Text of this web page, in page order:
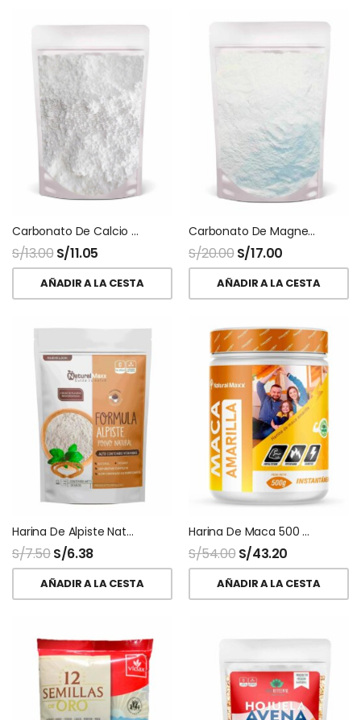
Carbonato De Calcio Polvo
S/13.00 S/11.05
AÑADIR A LA CESTA
Carbonato De Magnesio Usp Polvo
S/20.00 S/17.00
AÑADIR A LA CESTA
Harina De Alpiste Naturalmaxx
S/7.50S/6.38
AÑADIR A LA CESTA
Harina De Maca 500 Gr Naturalmaxx
S/54.00 S/43.20
AÑADIR A LA CESTA